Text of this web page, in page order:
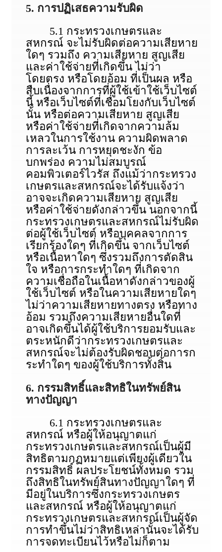
5. การปฏิเสธความรับผิด
5.1 กระทรวงเกษตรและ
สหกรณ์ จะไม่รับผิดต่อความเสียหาย
ใดๆ รวมถึง ความเสียหาย สูญเสีย
และค่าใช้จ่ายที่เกิดขึ้น ไม่ว่า
โดยตรง หรือโดยอ้อม ที่เป็นผล หรือ
สืบเนื่องจากการที่ผู้ใช้เข้าใช้เว็บไซต์
นี้ หรือเว็บไซต์ที่เชื่อมโยงกับเว็บไซต์
นั้น หรือต่อความเสียหาย สูญเสีย
หรือค่าใช้จ่ายที่เกิดจากความล้ม
เหลวในการใช้งาน ความผิดพลาด
การละเว้น การหยุดชะงัก ข้อ
บกพร่อง ความไม่สมบูรณ์
คอมพิวเตอร์ไวรัส ถึงแม้ว่ากระทรวง
เกษตรและสหกรณ์จะได้รับแจ้งว่า
อาจจะเกิดความเสียหาย สูญเสีย
หรือค่าใช้จ่ายดังกล่าวขึ้น นอกจากนี้
กระทรวงเกษตรและสหกรณ์ไม่รับผิด
ต่อผู้ใช้เว็บไซต์ หรือบุคคลจากการ
เรียกร้องใดๆ ที่เกิดขึ้น จากเว็บไซต์
หรือเนื้อหาใดๆ ซึ่งรวมถึงการตัดสิน
ใจ หรือการกระทําใดๆ ที่เกิดจาก
ความเชื่อถือในเนื้อหาดังกล่าวของผู้
ใช้เว็บไซต์ หรือในความเสียหายใดๆ
ไม่ว่าความเสียหายทางตรง หรือทาง
อ้อม รวมถึงความเสียหายอื่นใดที่
อาจเกิดขึ้นได้ผู้ใช้บริการยอมรับและ
ตระหนักดีว่ากระทรวงเกษตรและ
สหกรณ์จะไม่ต้องรับผิดชอบต่อการก
ระทําใดๆ ของผู้ใช้บริการทั้งสิ้น
6. กรรมสิทธิ์และสิทธิในทรัพย์สิน
ทางปัญญา
6.1 กระทรวงเกษตรและ
สหกรณ์ หรือผู้ให้อนุญาตแก่
กระทรวงเกษตรและสหกรณ์เป็นผู้มี
สิทธิตามกฏหมายแต่เพียงผู้เดียวใน
กรรมสิทธิ์ ผลประโยชน์ทั้งหมด รวม
ถึงสิทธิในทรัพย์สินทางปัญญาใดๆ ที่
มีอยู่ในบริการซึ่งกระทรวงเกษตร
และสหกรณ์ หรือผู้ให้อนุญาตแก่
กระทรวงเกษตรและสหกรณ์เป็นผู้จัด
การทําขึ้นไม่ว่าสิทธิเหล่านั้นจะได้รับ
การจดทะเบียนไว้หรือไม่ก็ตาม